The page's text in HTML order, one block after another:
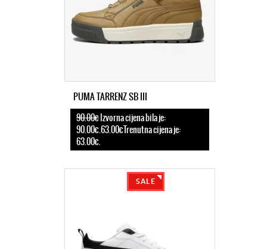
PUMA TARRENZ SB III
90.00€Izvorna cijena bila je:
90.00€.63.00€Trenutna cijena je:
63.00€.
SALE